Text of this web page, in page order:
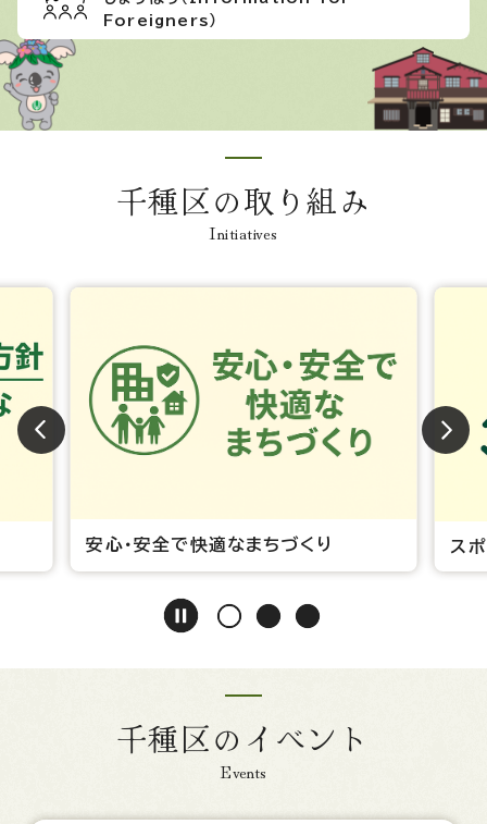
Foreigners）
千種区の取り組み
Initiatives
安心・安全で快適なまちづくり ス
千種区のイベント
Events